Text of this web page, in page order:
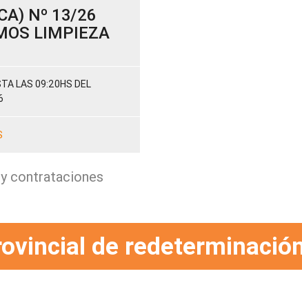
Nº 13/26
LIMPIEZA
LAS 09:20HS DEL
contrataciones
de